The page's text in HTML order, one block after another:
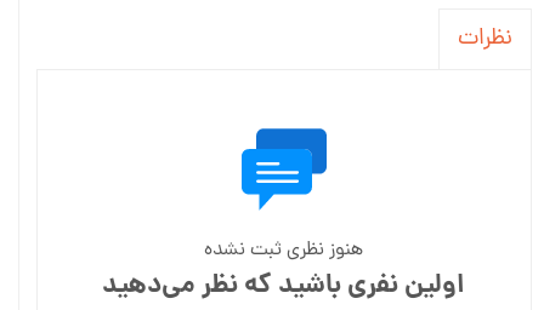
نظرات
هنوز نظری ثبت نشده
اولین نفری باشید که نظر می‌دهید